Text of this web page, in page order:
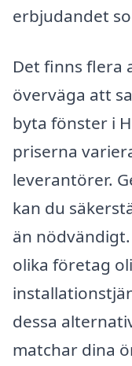
erbjudandet
Det finns flera
överväga att
byta fönster i
priserna
leverantörer.
kan du
än
olika företag
dessa
matchar dina